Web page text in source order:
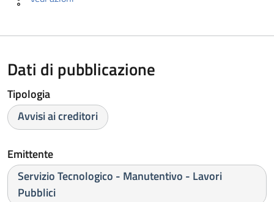
Dati di pubblicazione
Tipologia
Avvisi ai creditori
Emittente
Servizio Tecnologico - Manutentivo - Lavori
Pubblici